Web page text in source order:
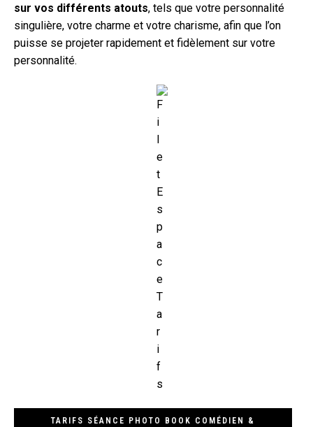
sur vos différents atouts, tels que votre personnalité
singulière, votre charme et votre charisme, afin que l’on
puisse se projeter rapidement et fidèlement sur votre
personnalité.
TARIFS SÉANCE PHOTO BOOK COMÉDIEN &